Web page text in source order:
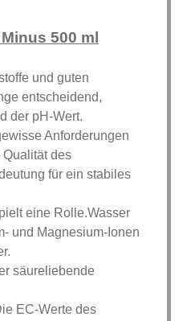
500 ml
und guten
entscheidend,
der pH-Wert.
Anforderungen
des
für ein stabiles
eine Rolle.Wasser
und Magnesium-Ionen
säureliebende
EC-Werte des